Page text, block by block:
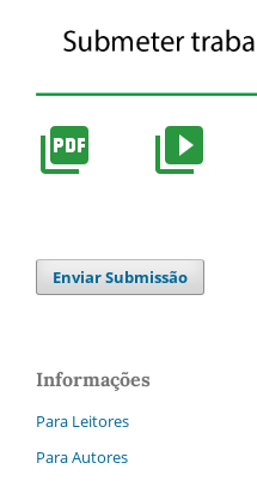
Enviar Submissão
Informações
Para Leitores
Para Autores